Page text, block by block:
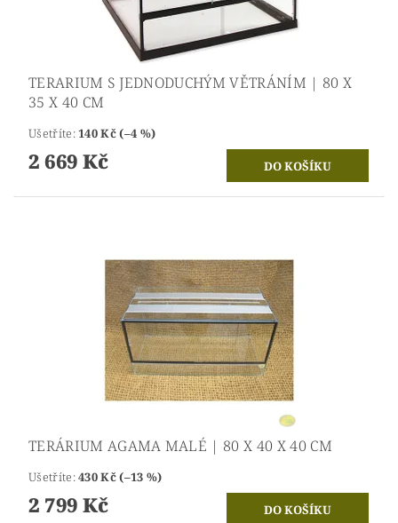
TERARIUM S JEDNODUCHÝM VĚTRÁNÍM | 80 X
35 X 40 CM
Ušetříte:140 Kč (–4 %)
2 669 Kč
TERÁRIUM AGAMA MALÉ | 80 X 40 X 40 CM
Ušetříte:430 Kč (–13 %)
2 799 Kč